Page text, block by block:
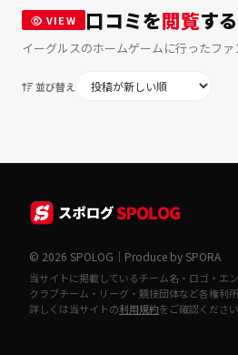
VIEW 口コミを閲覧する
イーグルスのホームゲームに行ったファ
並び替え
© 2026 SPOLOG｜Produce by SPORA
当サイトに掲載しているチーム名・ロゴ・エ
クラブチーム・リーグ・競技団体など各権利
詳しくは当サイトの利用規約をご確認ください